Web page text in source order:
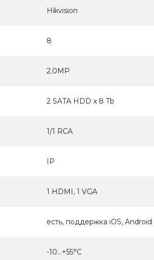
Hikvision
8
2.0MP
2 SATA HDD x 8 Tb
1/1 RCA
IP
1 HDMI, 1 VGA
есть, поддержка iOS, Android
-10...+55°С